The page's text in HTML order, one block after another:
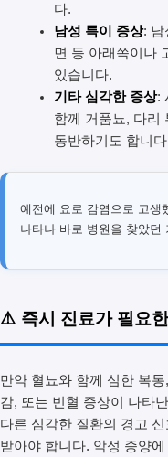
다.
남성 특이 증상: 남
면 등 아래쪽이나
있습니다.
기타 심각한 증상:
함께 거품뇨, 다리
동반하기도 합니
예전에 요로 감염으로 고생
나타나 바로 병원을 찾았던
⚠️ 즉시 진료가 필요
만약 혈뇨와 함께 심한 복
감, 또는 빈혈 증상이 나타
다른 심각한 질환의 경고
받아야 합니다. 악성 종양